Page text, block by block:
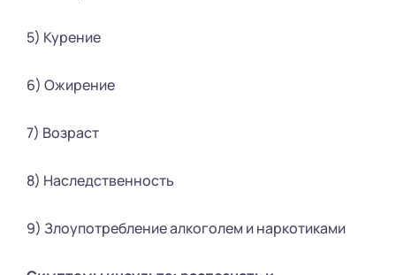
5) Курение
6) Ожирение
7) Возраст
8) Наследственность
9) Злоупотребление алкоголем и наркотиками